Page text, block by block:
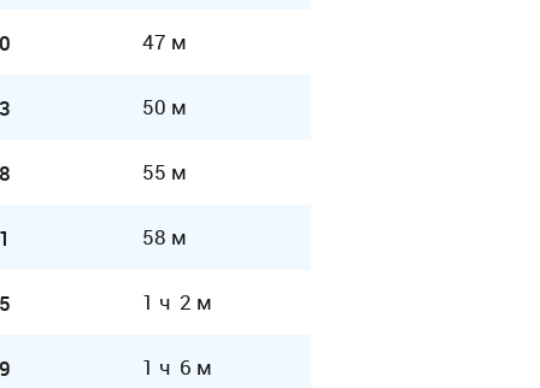
47 м
50 м
55 м
58 м
1 ч 2 м
1 ч 6 м